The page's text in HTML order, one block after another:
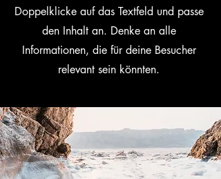
Doppelklicke auf das Textfeld und passe
den Inhalt an. Denke an alle
Informationen, die für deine Besucher
relevant sein könnten.